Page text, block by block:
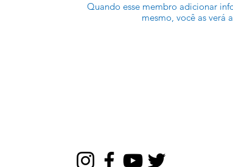
Quando esse membro adicionar
mesmo, você as verá